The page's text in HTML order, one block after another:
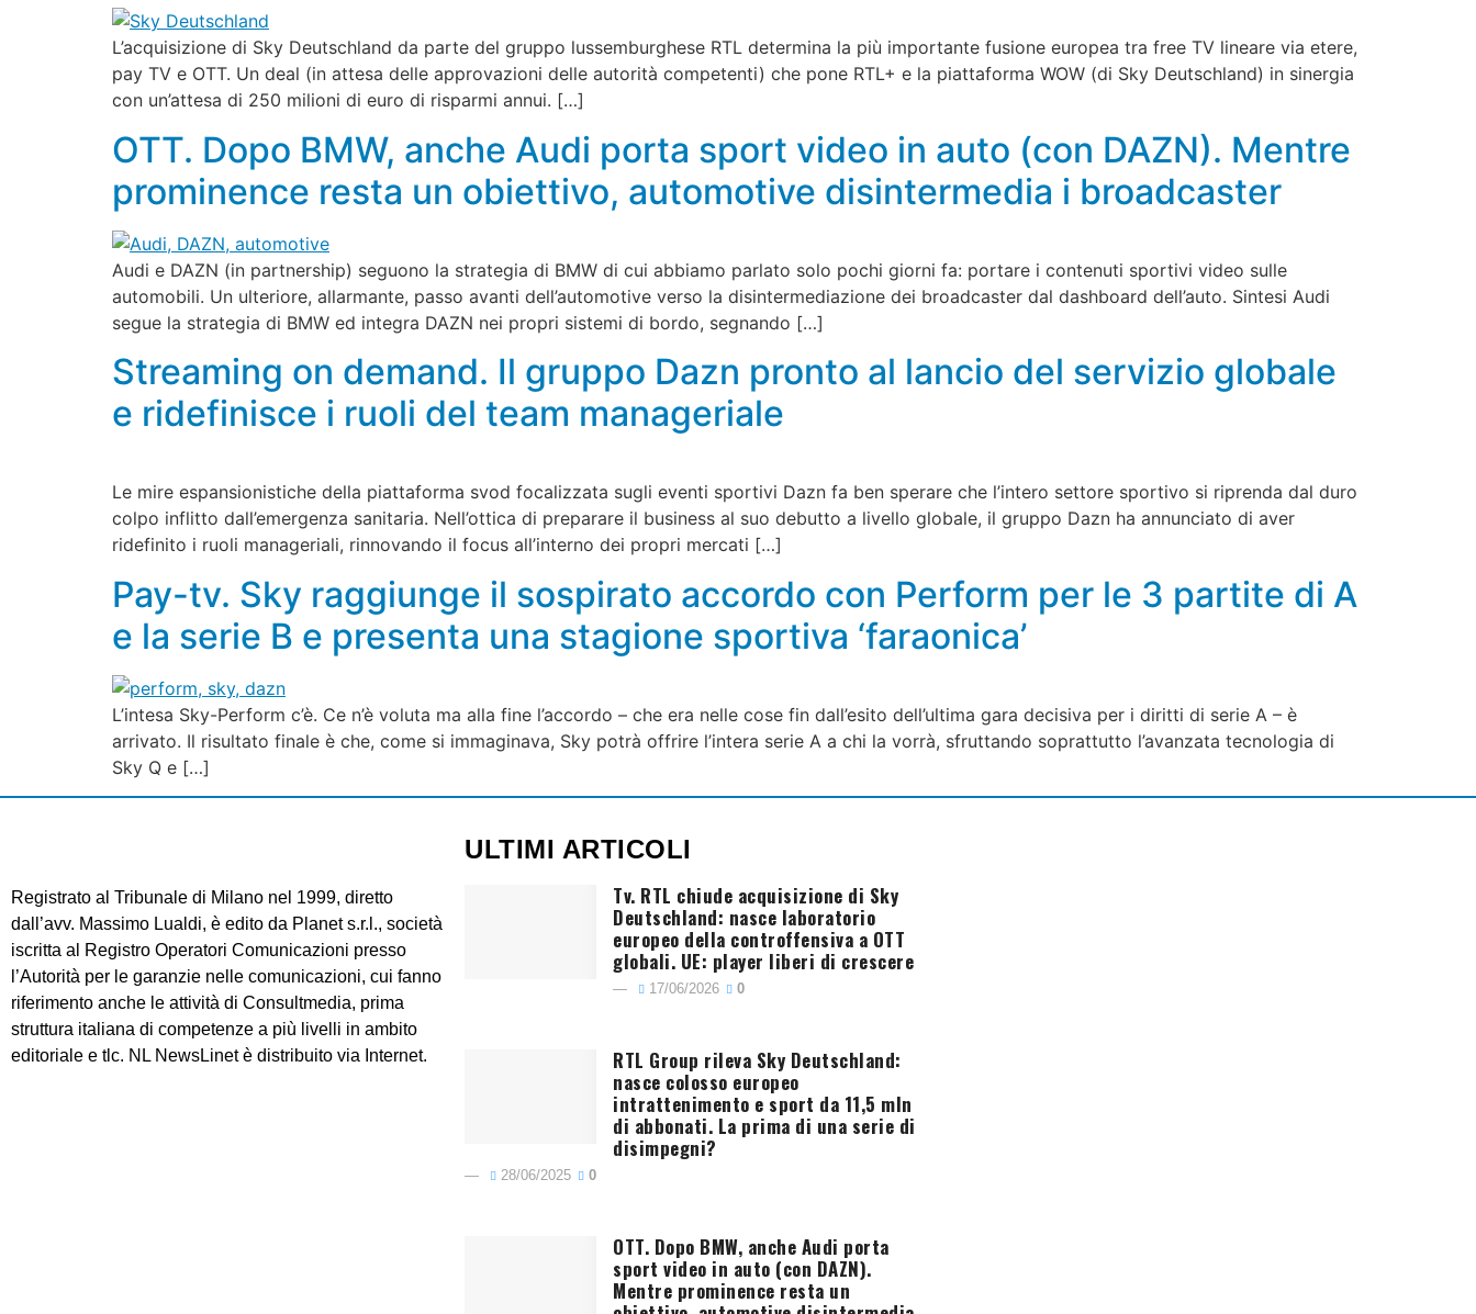
L’acquisizione di Sky Deutschland da parte del gruppo lussemburghese RTL determina la più importante fusione europea tra free TV lineare via etere,
pay TV e OTT. Un deal (in attesa delle approvazioni delle autorità competenti) che pone RTL+ e la piattaforma WOW (di Sky Deutschland) in sinergia
con un’attesa di 250 milioni di euro di risparmi annui. […]
OTT. Dopo BMW, anche Audi porta sport video in auto (con DAZN). Mentre
prominence resta un obiettivo, automotive disintermedia i broadcaster
Audi e DAZN (in partnership) seguono la strategia di BMW di cui abbiamo parlato solo pochi giorni fa: portare i contenuti sportivi video sulle
automobili. Un ulteriore, allarmante, passo avanti dell’automotive verso la disintermediazione dei broadcaster dal dashboard dell’auto. Sintesi Audi
segue la strategia di BMW ed integra DAZN nei propri sistemi di bordo, segnando […]
Streaming on demand. Il gruppo Dazn pronto al lancio del servizio globale
e ridefinisce i ruoli del team manageriale
Le mire espansionistiche della piattaforma svod focalizzata sugli eventi sportivi Dazn fa ben sperare che l’intero settore sportivo si riprenda dal duro
colpo inflitto dall’emergenza sanitaria. Nell’ottica di preparare il business al suo debutto a livello globale, il gruppo Dazn ha annunciato di aver
ridefinito i ruoli manageriali, rinnovando il focus all’interno dei propri mercati […]
Pay-tv. Sky raggiunge il sospirato accordo con Perform per le 3 partite di A
e la serie B e presenta una stagione sportiva ‘faraonica’
L’intesa Sky-Perform c’è. Ce n’è voluta ma alla fine l’accordo – che era nelle cose fin dall’esito dell’ultima gara decisiva per i diritti di serie A – è
arrivato. Il risultato finale è che, come si immaginava, Sky potrà offrire l’intera serie A a chi la vorrà, sfruttando soprattutto l’avanzata tecnologia di
Sky Q e […]
Registrato al Tribunale di Milano nel 1999, diretto
dall’avv. Massimo Lualdi, è edito da Planet s.r.l., società
iscritta al Registro Operatori Comunicazioni presso
l’Autorità per le garanzie nelle comunicazioni, cui fanno
riferimento anche le attività di Consultmedia, prima
struttura italiana di competenze a più livelli in ambito
editoriale e tlc. NL NewsLinet è distribuito via Internet.
ULTIMI ARTICOLI
Tv. RTL chiude acquisizione di Sky
Deutschland: nasce laboratorio
europeo della controffensiva a OTT
globali. UE: player liberi di crescere
17/06/2026 0
RTL Group rileva Sky Deutschland:
nasce colosso europeo
intrattenimento e sport da 11,5 mln
di abbonati. La prima di una serie di
disimpegni?
28/06/2025 0
OTT. Dopo BMW, anche Audi porta
sport video in auto (con DAZN).
Mentre prominence resta un